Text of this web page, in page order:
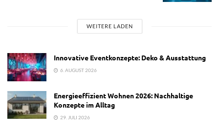
WEITERE LADEN
Innovative Eventkonzepte: Deko & Ausstattung
6. AUGUST 2026
Energieeffizient Wohnen 2026: Nachhaltige
Konzepte im Alltag
29. JULI 2026